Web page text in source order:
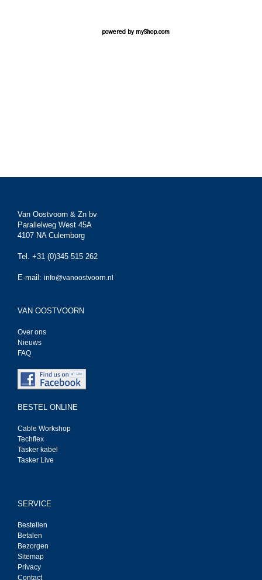
powered by myShop.com
Van Oostvoorn & Zn bv
Parallelweg West 45A
4107 NA Culemborg
Tel. +31 (0)345 515 262
E-mail: info@vanoostvoorn.nl
VAN OOSTVOORN
Over ons
Nieuws
FAQ
BESTEL ONLINE
Cable Workshop
Techflex
Tasker kabel
Tasker Live
SERVICE
Bestellen
Betalen
Bezorgen
Sitemap
Privacy
Contact